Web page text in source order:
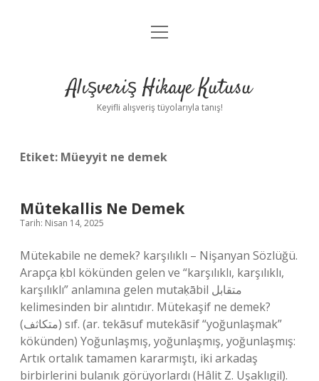
Anasayfa
Yasal Uyarı
menüyü
Alışveriş Hikaye Kutusu
Keyifli alışveriş tüyolarıyla tanış!
Etiket: Müeyyit ne demek
Mütekallis Ne Demek
Tarih: Nisan 14, 2025
Mütekabile ne demek? karşılıklı – Nişanyan Sözlüğü.
Arapça ḳbl kökünden gelen ve “karşılıklı, karşılıklı,
karşılıklı” anlamına gelen mutaḳābil متقابل
kelimesinden bir alıntıdır. Mütekaşif ne demek?
(ﻣﺘﻜﺎﺛﻒ) sıf. (ar. tekāѕuf mutekāѕif “yoğunlaşmak”
kökünden) Yoğunlaşmış, yoğunlaşmış, yoğunlaşmış:
Artık ortalık tamamen kararmıştı, iki arkadaş
birbirlerini bulanık görüyorlardı (Hâlit Z. Uşaklıgil).